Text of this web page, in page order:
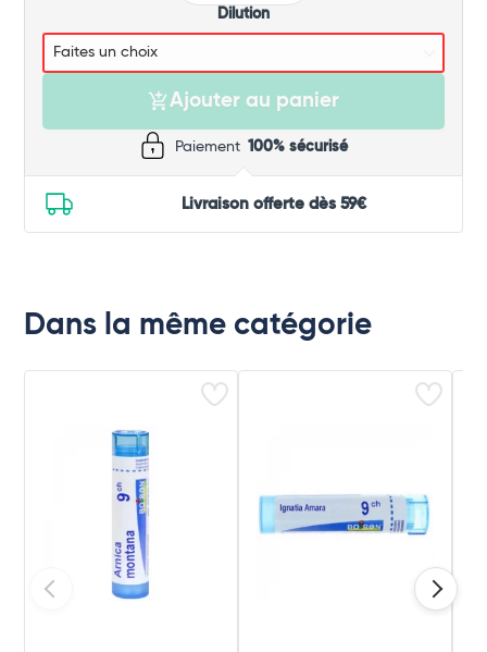
Dilution
Ajouter au panier
Paiement 100% sécurisé
Livraison offerte dès 59€
Dans la même catégorie